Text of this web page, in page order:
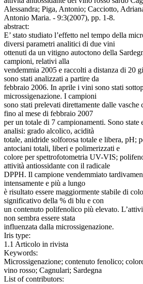
Alessandra; Piga, Antonio; Cacciotto,
Antonio Maria. - 9:3(2007), pp. 1-8.
abstract:
E’ stato studiato l’effetto nel tempo della
diversi parametri analitici di due vini
ottenuti da un vitigno autoctono della
campioni, relativi alla
vendemmia 2005 e raccolti a distanza di 20
sono stati analizzati a partire da
febbraio 2006. In aprile i vini sono stati
microssigenazione. I campioni
sono stati prelevati direttamente dalle vasche
fino al mese di febbraio 2007
per un totale di 7 campionamenti. Sono state
analisi: grado alcolico, acidità
totale, anidride solforosa totale e libera, pH;
antociani totali, liberi e polimerizzati e
colore per spettrofotometria UV-VIS;
attività antiossidante con il radicale
DPPH. Il campione vendemmiato
intensamente e più a lungo
è risultato essere maggiormente stabile di
significativo della % di blu e con
un contenuto polifenolico più elevato.
non sembra essere stata
influenzata dalla microssigenazione.
Iris type:
1.1 Articolo in rivista
Keywords:
Microssigenazione; contenuto fenolico;
vino rosso; Cagnulari; Sardegna
List of contributors: